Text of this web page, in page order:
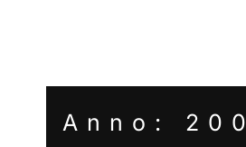
Anno: